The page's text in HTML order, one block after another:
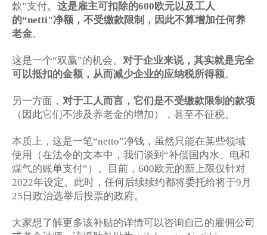
款”支付。 这是雇主可扣除的600 欧元以及工人
的“netti"净额，不受缴款限制，因此不算增加任何养
老金。
这是一个“双赢”的机会。 对于企业来说，其实就是完全
可以抵扣的金额，从而减少企业的应纳税所得额。
另一方面， 对于工人而言，它们是不受缴款限制的款项
（因此它们不涉及养老金的增加），甚至不征税。
本质上，这是一笔“netto”净钱，虽然只能在某些领域
使用（在法令的文本中，我们谈到“补偿国内水、电和
煤气的账单支付” ）。目前， 600欧元的新上限仅针对
2022年设定。此时，任何后续续约都将委托给将于9 月
25日政治选举后投票的政府。
大家想了解更多该补贴的详情可以咨询自己的雇佣公司